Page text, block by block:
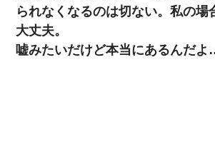
られなくなるのは切ない。私の場
大丈夫。
嘘みたいだけど本当にあるんだ